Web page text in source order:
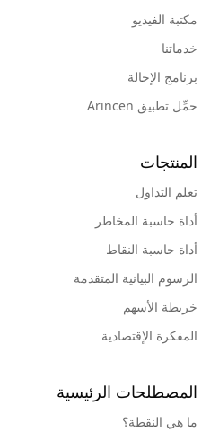
مكتبة الفيديو
خدماتنا
برنامج الإحالة
حمِّل تطبيق Arincen
المنتجات
تعلم التداول
أداة حاسبة المخاطر
أداة حاسبة النقاط
الرسوم البيانية المتقدمة
خريطة الأسهم
المفكرة الإقتصادية
المصطلحات الرئيسية
ما هي النقطة؟